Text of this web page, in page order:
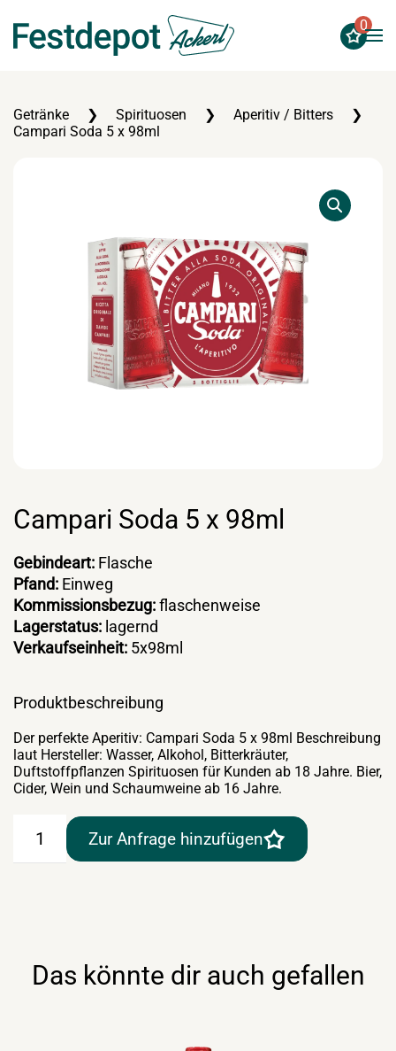
Zum Hauptinhalt springen
0
Getränke Spirituosen
Aperitiv / Bitters
Campari Soda 5 x 98ml
Campari Soda 5 x 98ml
Gebindeart: Flasche
Pfand: Einweg
Kommissionsbezug:flaschenweise
Lagerstatus: lagernd
Verkaufseinheit: 5x98ml
Produktbeschreibung
Der perfekte Aperitiv: Campari Soda 5 x 98ml Beschreibung
laut Hersteller: Wasser, Alkohol, Bitterkräuter,
Duftstoffpflanzen Spirituosen für Kunden ab 18 Jahre. Bier,
Cider, Wein und Schaumweine ab 16 Jahre.
Soda
Zur Anfrage hinzufügen
Das könnte dir auch gefallen